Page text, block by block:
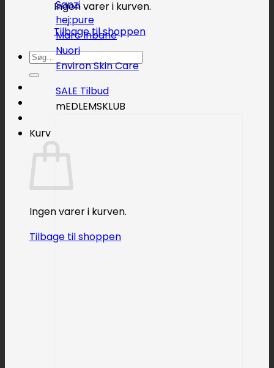
Ingen varer i kurven.
Tilbage til shoppen
Søg
efter:
Kurv
Ingen varer i kurven.
Tilbage til shoppen
Sanzi
hej:pure
Marc Inbane
Nuori
Environ Skin Care
SALE
mEDLEMSKLUB